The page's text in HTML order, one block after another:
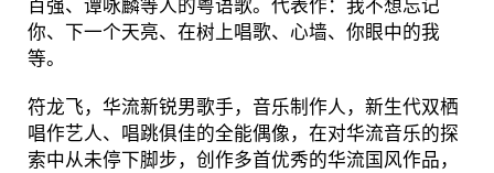
百强、谭咏麟等人的粤语歌。代表作：我不想忘记
你、下一个天亮、在树上唱歌、心墙、你眼中的我
等。
符龙飞，华流新锐男歌手，音乐制作人，新生代双栖
唱作艺人、唱跳俱佳的全能偶像，在对华流音乐的探
索中从未停下脚步，创作多首优秀的华流国风作品，